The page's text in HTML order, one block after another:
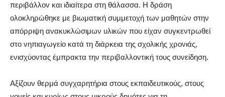
περιβάλλον και ιδιαίτερα στη θάλασσα. Η δράση
ολοκληρώθηκε με βιωματική συμμετοχή των μαθητών στην
απόρριψη ανακυκλώσιμων υλικών που είχαν συγκεντρωθεί
στο νηπιαγωγείο κατά τη διάρκεια της σχολικής χρονιάς,
ενισχύοντας έμπρακτα την περιβαλλοντική τους συνείδηση.
Αξίζουν θερμά συγχαρητήρια στους εκπαιδευτικούς, στους